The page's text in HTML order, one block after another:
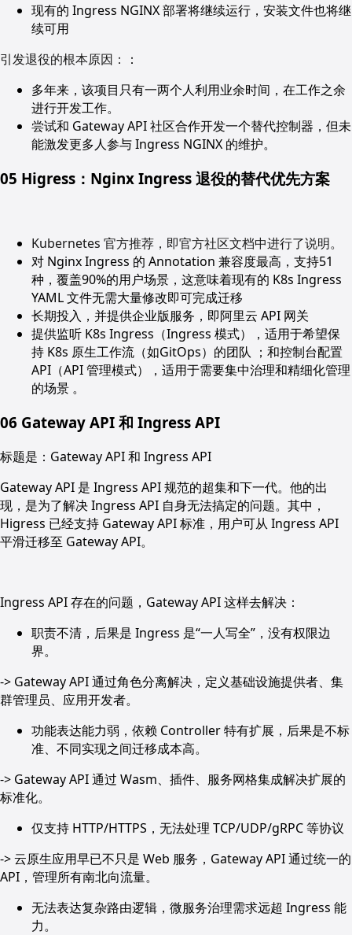
现有的 Ingress NGINX 部署将继续运行，安装文件也将继
续可用
引发退役的根本原因：
：
多年来，该项目只有一两个人利用业余时间，在工作之余
进行开发工作。
尝试和 Gateway API 社区合作开发一个替代控制器，但未
能激发更多人参与 Ingress NGINX 的维护。
05 Higress：Nginx Ingress 退役的替代优先方案
Kubernetes 官方推荐，即官方社区文档中进行了说明。
对 Nginx Ingress 的 Annotation 兼容度最高，支持51
种，覆盖90%的用户场景，这意味着现有的 K8s Ingress
YAML 文件无需大量修改即可完成迁移
长期投入，并提供企业版服务，即阿里云 API 网关
提供监听 K8s Ingress（Ingress 模式），适用于希望保
持 K8s 原生工作流（如GitOps）的团队 ；和控制台配置
API（API 管理模式），适用于需要集中治理和精细化管理
的场景 。
06 Gateway API 和 Ingress API
标题是：Gateway API 和 Ingress API
Gateway API 是 Ingress API 规范的超集和下一代。他的出
现，是为了解决 Ingress API 自身无法搞定的问题。其中，
Higress 已经支持 Gateway API 标准，用户可从 Ingress API
平滑迁移至 Gateway API。
Ingress API 存在的问题，Gateway API 这样去解决：
职责不清，后果是 Ingress 是“一人写全”，没有权限边
界。
-> Gateway API 通过角色分离解决，定义基础设施提供者、集
群管理员、应用开发者。
功能表达能力弱，依赖 Controller 特有扩展，后果是不标
准、不同实现之间迁移成本高。
-> Gateway API 通过 Wasm、插件、服务网格集成解决扩展的
标准化。
仅支持 HTTP/HTTPS，无法处理 TCP/UDP/gRPC 等协议
-> 云原生应用早已不只是 Web 服务，Gateway API 通过统一的
API，管理所有南北向流量。
无法表达复杂路由逻辑，微服务治理需求远超 Ingress 能
力。